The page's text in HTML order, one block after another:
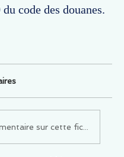
code des douanes.
sur cette fiche ou cet